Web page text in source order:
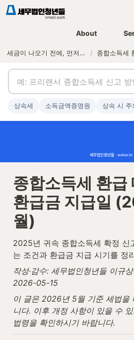
About
세금이 나오기 전에, 먼저 연락하는 세무법인 /
종합소득세 환급
환급금 지급일
월)
2025년 귀속 종합소득세 확정 신
는 조건과 환급금 지급 시기를 정
작성·감수: 세무법인청년들 이규
2026-05-15
이 글은 2026년 5월 기준 세법을
니다. 이후 개정 사항이 있을 수
법령을 확인하시기 바랍니다.
상속세 소득금액증명원 상속 시 주